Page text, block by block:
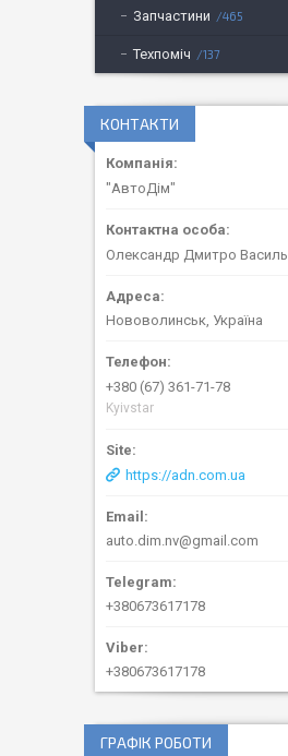
Запчастини 465
Техпоміч 137
КОНТАКТИ
"АвтоДім"
Олександр Дмитро Василь
Нововолинськ, Україна
+380 (67) 361-71-78
Kyivstar
https://adn.com.ua
auto.dim.nv@gmail.com
+380673617178
+380673617178
ГРАФІК РОБОТИ